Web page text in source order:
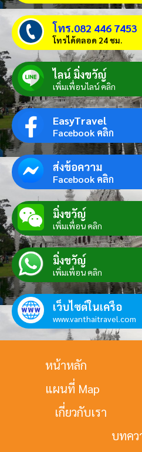
โทร.082 446 7453
โทรได้ตลอด 24 ชม.
ไลน์ มิ่งขวัญ์
เพิ่มเพื่อนไลน์ คลิก
EasyTravel
Facebook คลิก
ส่งข้อความ
Facebook คลิก
มิ่งขวัญ์
เพิ่มเพื่อน คลิก
มิ่งขวัญ์
เพิ่มเพื่อน คลิก
เว็บไซต์ในเครือ
www.vanthaitravel.com
หน้าหลัก
แผนที่ Map
เกี่ยวกับเรา
บทคว